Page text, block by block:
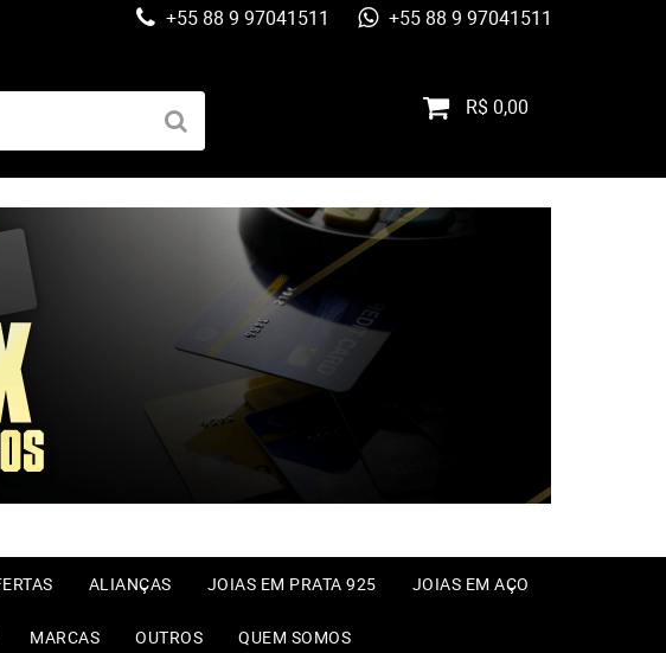
+55 88 9 97041511 +55 88 9 97041511
R$ 0,00
ALIANÇAS JOIAS EM PRATA 925 JOIAS EM AÇO
MARCAS OUTROS QUEM SOMOS